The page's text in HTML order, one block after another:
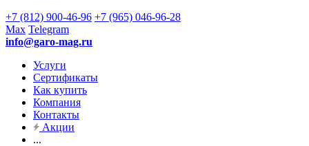
+7 (812) 900-46-96 +7 (965) 046-96-28
Max Telegram
info@garo-mag.ru
Услуги
Сертификаты
Как купить
Компания
Контакты
Акции
...